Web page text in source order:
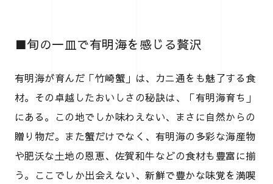
■旬の一皿で有明海を感じる贅沢
有明海が育んだ「竹崎蟹」は、カニ通をも魅了する食
材。その卓越したおいしさの秘訣は、「有明海育ち」
にある。この地でしか味わえない、まさに自然からの
贈り物だ。また蟹だけでなく、有明海の多彩な海産物
や肥沃な土地の恩恵、佐賀和牛などの食材も豊富に揃
う。ここでしか出会えない、新鮮で豊かな味覚を満喫